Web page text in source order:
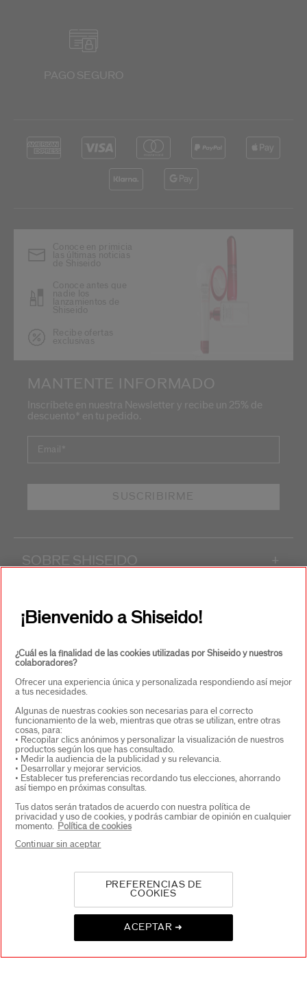
PAGO SEGURO
MANTENTE INFORMADO
Inscríbete en nuestra Newsletter y recibe un 25% de
descuento* en tu pedido.
*
Email
SUSCRIBIRME
SOBRE SHISEIDO +
CONTACTO +
SELECCIONA PAÍS/REGIÓN
EU Persona responsable de los productos
57 RUE DE VILLIERS
Copyright © 2026 Shiseido Co., Ltd. Todos los derechos
¡Bienvenido a Shiseido!
¿Cuál es la finalidad de las cookies utilizadas por Shiseido y nuestros
colaboradores?
Ofrecer una experiencia única y personalizada respondiendo así mejor
a tus necesidades.
Algunas de nuestras cookies son necesarias para el correcto
funcionamiento de la web, mientras que otras se utilizan, entre otras
cosas, para:
• Recopilar clics anónimos y personalizar la visualización de nuestros
productos según los que has consultado.
• Medir la audiencia de la publicidad y su relevancia.
• Desarrollar y mejorar servicios.
• Establecer tus preferencias recordando tus elecciones, ahorrando
así tiempo en próximas consultas.
Tus datos serán tratados de acuerdo con nuestra política de
privacidad y uso de cookies, y podrás cambiar de opinión en cualquier
momento. Política de cookies
ACEPTAR ➜
PREFERENCIAS DE
COOKIES
Continuar sin aceptar